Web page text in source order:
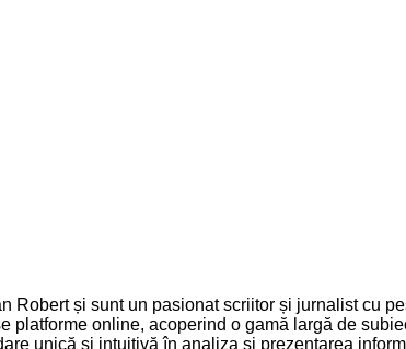
Robert și sunt un pasionat scriitor și jurnalist cu
platforme online, acoperind o gamă largă de
unică și intuitivă în analiza și prezentarea